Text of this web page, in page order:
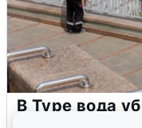
В Туре вода